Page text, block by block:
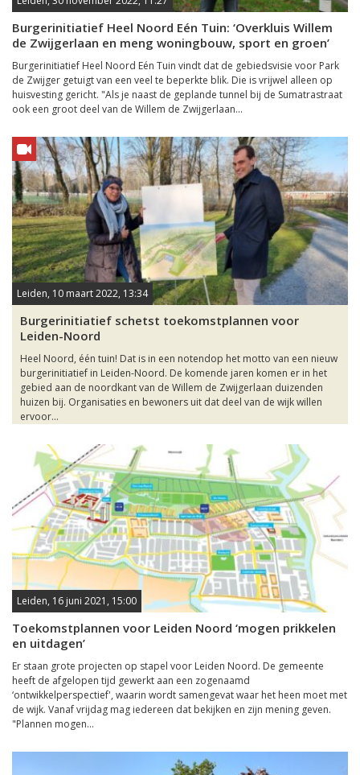
Burgerinitiatief Heel Noord Eén Tuin: ‘Overkluis Willem
de Zwijgerlaan en meng woningbouw, sport en groen’
Burgerinitiatief Heel Noord Eén Tuin vindt dat de gebiedsvisie voor Park
de Zwijger getuigt van een veel te beperkte blik. Die is vrijwel alleen op
huisvesting gericht. "Als je naast de geplande tunnel bij de Sumatrastraat
ook een groot deel van de Willem de Zwijgerlaan...
Leiden, 10 maart 2022, 13:34
Burgerinitiatief schetst toekomstplannen voor
Leiden-Noord
Heel Noord, één tuin! Dat is in een notendop het motto van een nieuw
burgerinitiatief in Leiden-Noord. De komende jaren komen er in het
gebied aan de noordkant van de Willem de Zwijgerlaan duizenden
huizen bij. Organisaties en bewoners uit dat deel van de wijk willen
ervoor...
Leiden, 16 juni 2021, 15:00
Toekomstplannen voor Leiden Noord ‘mogen prikkelen
en uitdagen’
Er staan grote projecten op stapel voor Leiden Noord. De gemeente
heeft de afgelopen tijd gewerkt aan een zogenaamd
‘ontwikkelperspectief', waarin wordt samengevat waar het heen moet met
de wijk. Vanaf vrijdag mag iedereen dat bekijken en zijn mening geven.
"Plannen mogen...